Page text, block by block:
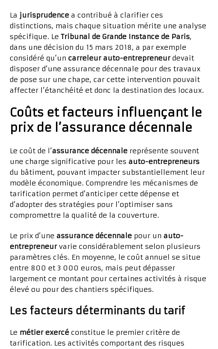
La jurisprudence a contribué à clarifier ces
distinctions, mais chaque situation mérite une analyse
spécifique. Le Tribunal de Grande Instance de Paris,
dans une décision du 15 mars 2018, a par exemple
considéré qu’un carreleur auto-entrepreneurdevait
disposer d’une assurance décennale pour des travaux
de pose sur une chape, car cette intervention pouvait
affecter l’étanchéité et donc la destination des locaux.
Coûts et facteurs influençant le
prix de l’assurance décennale
Le coût de l’assurance décennale représente souvent
une charge significative pour les auto-entrepreneurs
du bâtiment, pouvant impacter substantiellement leur
modèle économique. Comprendre les mécanismes de
tarification permet d’anticiper cette dépense et
d’adopter des stratégies pour l’optimiser sans
compromettre la qualité de la couverture.
Le prix d’une assurance décennale pour un auto-
entrepreneurvarie considérablement selon plusieurs
paramètres clés. En moyenne, le coût annuel se situe
entre 800 et 3 000 euros, mais peut dépasser
largement ce montant pour certaines activités à risque
élevé ou pour des chantiers spécifiques.
Les facteurs déterminants du tarif
Le métier exercé constitue le premier critère de
tarification. Les activités comportant des risques